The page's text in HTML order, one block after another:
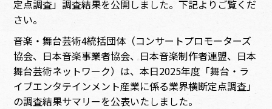
定点調査」調査結果を公開しました。下記よりご覧くだ
さい。
音楽・舞台芸術4統括団体（コンサートプロモーターズ
協会、日本音楽事業者協会、日本音楽制作者連盟、日本
舞台芸術ネットワーク）は、本日2025年度「舞台・ラ
イブエンタテインメント産業に係る業界横断定点調査」
の調査結果サマリーを公表いたしました。